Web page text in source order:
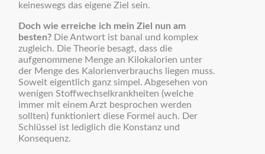
keineswegs das eigene Ziel sein.
Doch wie erreiche ich mein Ziel nun am
besten?Die Antwort ist banal und komplex
zugleich. Die Theorie besagt, dass die
aufgenommene Menge an Kilokalorien unter
der Menge des Kalorienverbrauchs liegen muss.
Soweit eigentlich ganz simpel. Abgesehen von
wenigen Stoffwechselkrankheiten (welche
immer mit einem Arzt besprochen werden
sollten) funktioniert diese Formel auch. Der
Schlüssel ist lediglich die Konstanz und
Konsequenz.